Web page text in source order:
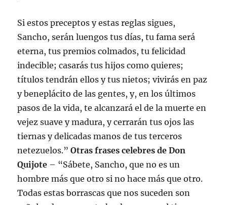
Si estos preceptos y estas reglas sigues,
Sancho, serán luengos tus días, tu fama será
eterna, tus premios colmados, tu felicidad
indecible; casarás tus hijos como quieres;
títulos tendrán ellos y tus nietos; vivirás en paz
y beneplácito de las gentes, y, en los últimos
pasos de la vida, te alcanzará el de la muerte en
vejez suave y madura, y cerrarán tus ojos las
tiernas y delicadas manos de tus terceros
netezuelos.”Otras frases celebres de Don
Quijote – “Sábete, Sancho, que no es un
hombre más que otro si no hace más que otro.
Todas estas borrascas que nos suceden son